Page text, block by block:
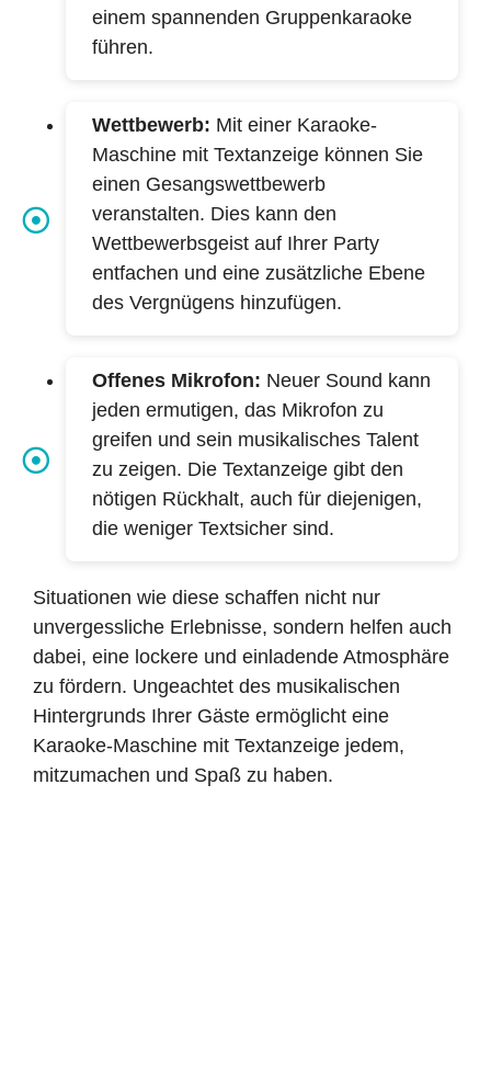
einem spannenden Gruppenkaraoke
führen.
Wettbewerb: Mit einer Karaoke-
Maschine mit Textanzeige können Sie
einen Gesangswettbewerb
veranstalten. Dies kann den
Wettbewerbsgeist auf Ihrer Party
entfachen und eine zusätzliche Ebene
des Vergnügens hinzufügen.
Offenes Mikrofon: Neuer Sound kann
jeden ermutigen, das Mikrofon zu
greifen und sein musikalisches Talent
zu zeigen. Die Textanzeige gibt den
nötigen Rückhalt, auch für diejenigen,
die weniger Textsicher sind.
Situationen wie diese schaffen nicht nur
unvergessliche Erlebnisse, sondern helfen auch
dabei, eine lockere und einladende Atmosphäre
zu fördern. Ungeachtet des musikalischen
Hintergrunds Ihrer Gäste ermöglicht eine
Karaoke-Maschine mit Textanzeige jedem,
mitzumachen und Spaß zu haben.